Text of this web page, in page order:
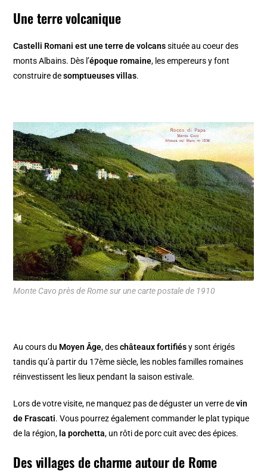
Une terre volcanique
Castelli Romani est une terre de volcanssituée au coeur des
monts Albains. Dès l’époque romaine, les empereurs y font
construire desomptueuses villas.
Monte Cavo près de Rome sur une carte postale de 1910
Au cours du Moyen Âge, deschâteaux fortifiésy sont érigés
tandis qu’à partir du 17ème siècle, les nobles familles romaines
réinvestissent les lieux pendant la saison estivale.
Lors de votre visite, ne manquez pas de déguster un verre devin
de Frascati. Vous pourrez également commander le plat typique
de la région, la porchetta, un rôti de porc cuit avec des épices.
Des villages de charme autour de Rome